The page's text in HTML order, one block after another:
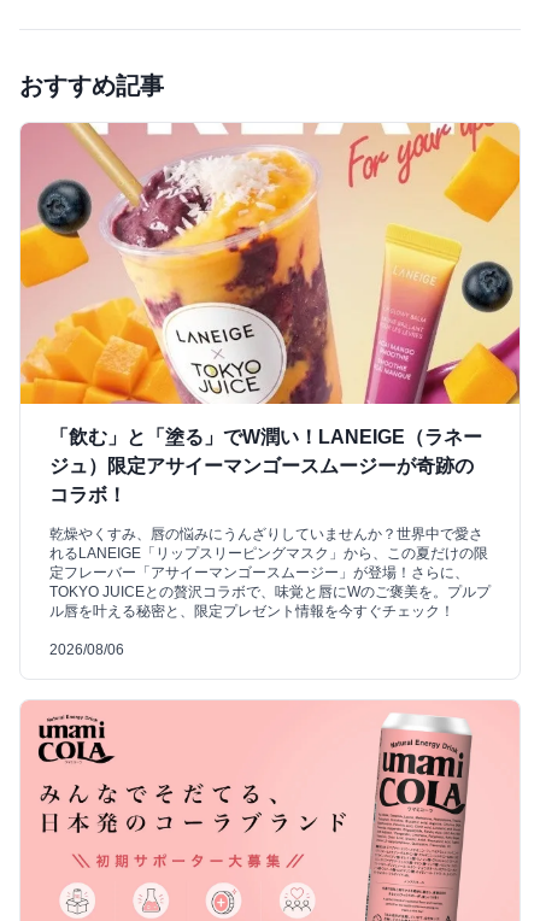
おすすめ記事
「飲む」と「塗る」でW潤い！LANEIGE（ラネー
ジュ）限定アサイーマンゴースムージーが奇跡の
コラボ！
乾燥やくすみ、唇の悩みにうんざりしていませんか？世界中で愛さ
れるLANEIGE「リップスリーピングマスク」から、この夏だけの限
定フレーバー「アサイーマンゴースムージー」が登場！さらに、
TOKYO JUICEとの贅沢コラボで、味覚と唇にWのご褒美を。プルプ
ル唇を叶える秘密と、限定プレゼント情報を今すぐチェック！
2026/08/06